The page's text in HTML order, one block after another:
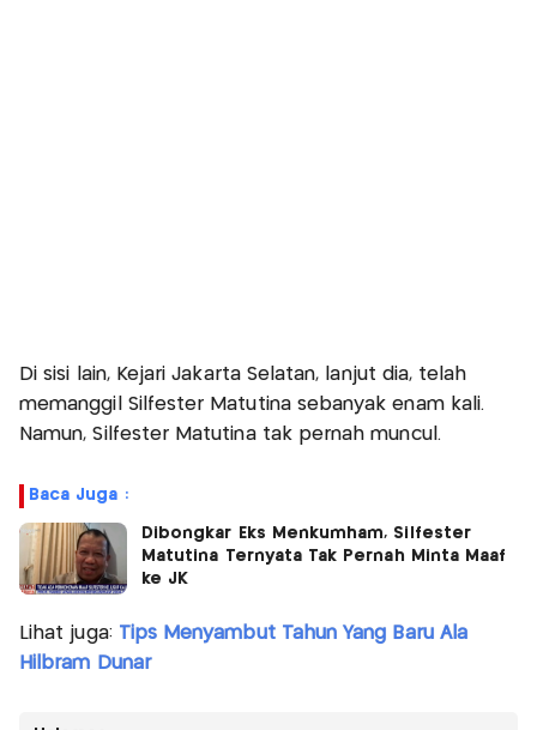
Di sisi lain, Kejari Jakarta Selatan, lanjut dia, telah
memanggil Silfester Matutina sebanyak enam kali.
Namun, Silfester Matutina tak pernah muncul.
Baca Juga :
Dibongkar Eks Menkumham, Silfester
Matutina Ternyata Tak Pernah Minta Maaf
ke JK
Lihat juga: Tips Menyambut Tahun Yang Baru Ala
Hilbram Dunar